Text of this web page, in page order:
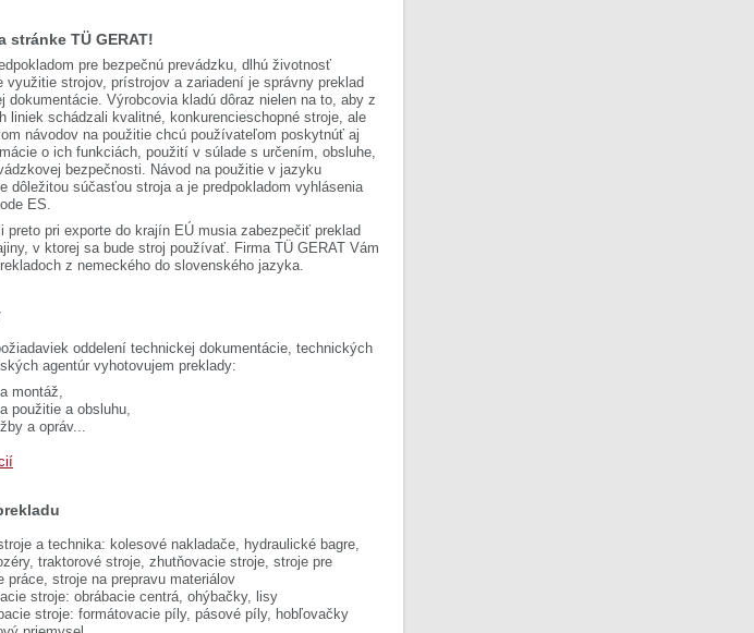
stránke TÜ GERAT!
pre bezpečnú prevádzku, dlhú životnosť
využitie strojov, prístrojov a zariadení je správny preklad
dokumentácie. Výrobcovia kladú dôraz nielen na to, aby z
liniek schádzali kvalitné, konkurencieschopné stroje, ale
návodov na použitie chcú používateľom poskytnúť aj
o ich funkciách, použití v súlade s určením, obsluhe,
bezpečnosti. Návod na použitie v jazyku
dôležitou súčasťou stroja a je predpokladom vyhlásenia
ES.
preto pri exporte do krajín EÚ musia zabezpečiť preklad
v ktorej sa bude stroj používať. Firma TÜ GERAT Vám
z nemeckého do slovenského jazyka.
oddelení technickej dokumentácie, technických
agentúr vyhotovujem preklady:
montáž,
použitie a obsluhu,
a opráv...
a technika: kolesové nakladače, hydraulické bagre,
traktorové stroje, zhutňovacie stroje, stroje pre
práce, stroje na prepravu materiálov
stroje: obrábacie centrá, ohýbačky, lisy
stroje: formátovacie píly, pásové píly, hobľovačky